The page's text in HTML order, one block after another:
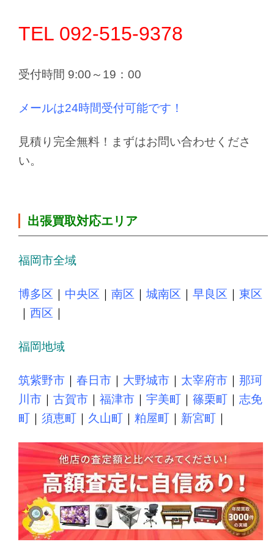
TEL 092-515-9378
受付時間 9:00～19：00
メールは24時間受付可能です！
見積り完全無料！まずはお問い合わせくださ
い。
出張買取対応エリア
福岡市全域
博多区 ｜ 中央区 ｜ 南区 ｜ 城南区 ｜ 早良区 ｜ 東区
｜ 西区 ｜
福岡地域
筑紫野市 ｜ 春日市 ｜ 大野城市 ｜ 太宰府市 ｜ 那珂
川市 ｜ 古賀市 ｜ 福津市 ｜ 宇美町 ｜ 篠栗町 ｜ 志免
町 ｜ 須恵町 ｜ 久山町 ｜ 粕屋町 ｜ 新宮町 ｜